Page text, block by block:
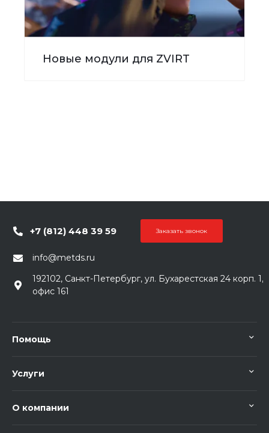
Новые модули для ZVIRT
+7 (812) 448 39 59 Заказать звонок
info@metds.ru
192102, Санкт-Петербург, ул. Бухарестская 24 корп. 1,
офис 161
Помощь
Услуги
О компании